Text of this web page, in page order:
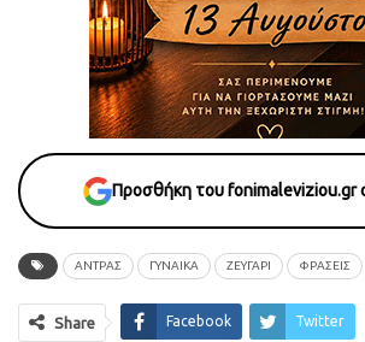
Προσθήκη του fonimaleviziou.gr
ΑΝΤΡΑΣ ΓΥΝΑΙΚΑ ΖΕΥΓΑΡΙ ΦΡΑΣΕΙΣ
Share Facebook Twitter